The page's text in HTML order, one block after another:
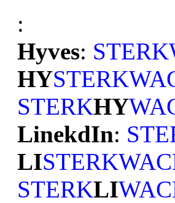
:
Hyves:
HY
STERKHY
LinekdIn:
LI
STERKLI